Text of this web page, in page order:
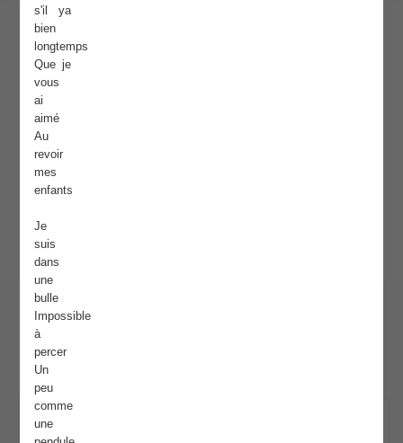
s'il ya
bien
longtemps
Que je
vous
ai
aimé
Au
revoir
mes
enfants
Je
suis
dans
une
bulle
Impossible
à
percer
Un
peu
comme
une